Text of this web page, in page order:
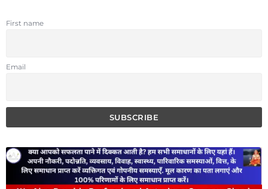
First name
Email